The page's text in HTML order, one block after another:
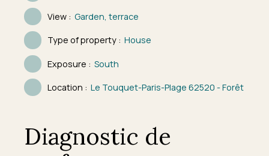
View : Garden, terrace
Type of property : House
Exposure : South
Location : Le Touquet-Paris-Plage 62520 - Forêt
Diagnostic de